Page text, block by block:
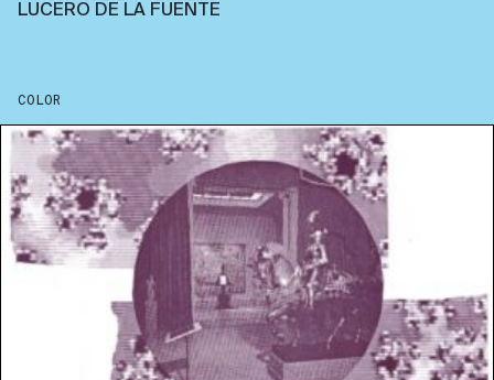
LUCERO DE LA FUENTE
COLOR